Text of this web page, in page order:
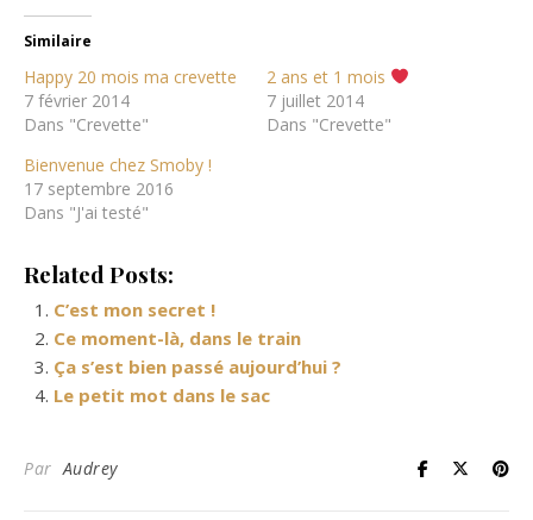
Similaire
Happy 20 mois ma crevette
7 février 2014
Dans "Crevette"
2 ans et 1 mois
7 juillet 2014
Dans "Crevette"
Bienvenue chez Smoby !
17 septembre 2016
Dans "J'ai testé"
Related Posts:
C’est mon secret !
Ce moment-là, dans le train
Ça s’est bien passé aujourd’hui ?
Le petit mot dans le sac
ParAudrey